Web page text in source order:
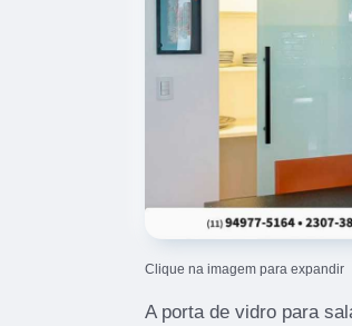
Clique na imagem para expandir
A porta de vidro para